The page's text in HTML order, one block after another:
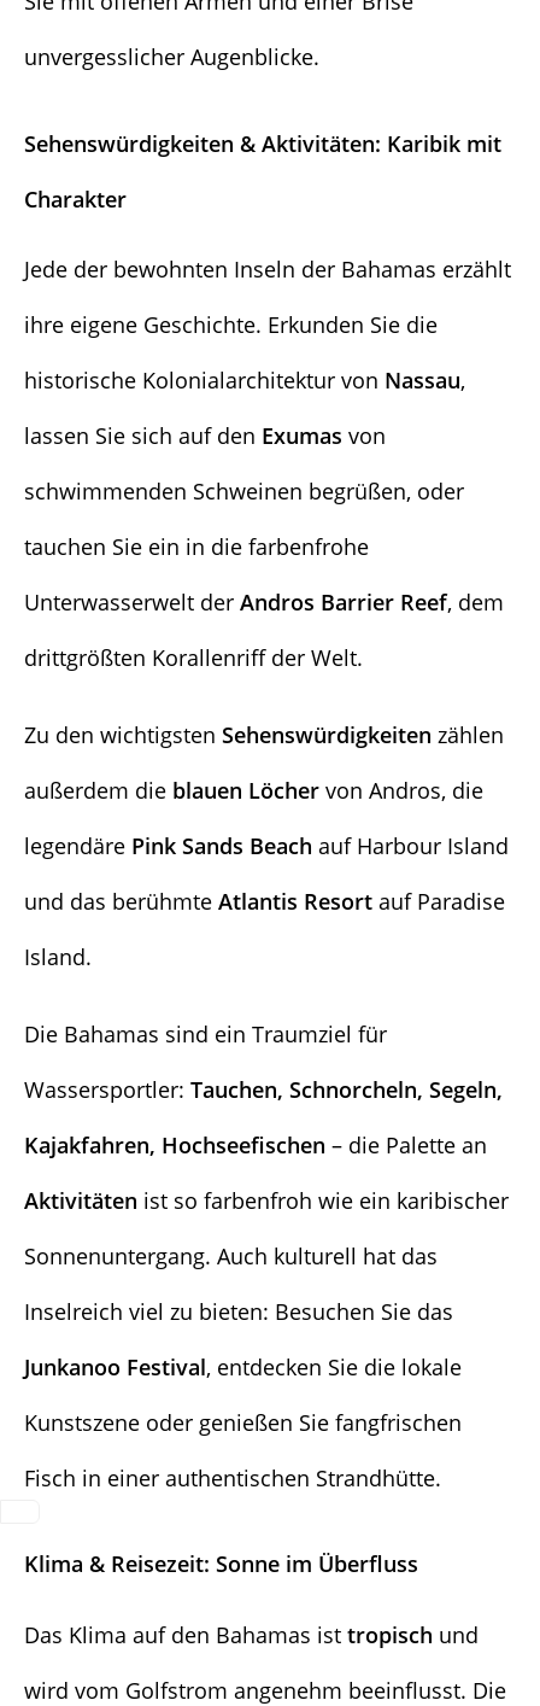
unvergesslicher Augenblicke.
Sehenswürdigkeiten & Aktivitäten: Karibik mit
Charakter
Jede der bewohnten Inseln der Bahamas erzählt
ihre eigene Geschichte. Erkunden Sie die
historische Kolonialarchitektur von Nassau,
lassen Sie sich auf den Exumas von
schwimmenden Schweinen begrüßen, oder
tauchen Sie ein in die farbenfrohe
Unterwasserwelt der Andros Barrier Reef, dem
drittgrößten Korallenriff der Welt.
Zu den wichtigsten Sehenswürdigkeiten zählen
außerdem die blauen Löchervon Andros, die
legendäre Pink Sands Beach auf Harbour Island
und das berühmte Atlantis Resortauf Paradise
Island.
Die Bahamas sind ein Traumziel für
Wassersportler: Tauchen, Schnorcheln, Segeln,
Kajakfahren, Hochseefischen – die Palette an
Aktivitäten ist so farbenfroh wie ein karibischer
Sonnenuntergang. Auch kulturell hat das
Inselreich viel zu bieten: Besuchen Sie das
Junkanoo Festival, entdecken Sie die lokale
Kunstszene oder genießen Sie fangfrischen
Fisch in einer authentischen Strandhütte.
Klima & Reisezeit: Sonne im Überfluss
Das Klima auf den Bahamas ist tropisch und
wird vom Golfstrom angenehm beeinflusst. Die